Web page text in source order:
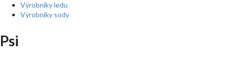
Výrobníky ledu
Výrobníky sody
Psi